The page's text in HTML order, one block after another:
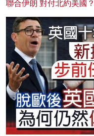
聯合伊朗 對付北約美國？